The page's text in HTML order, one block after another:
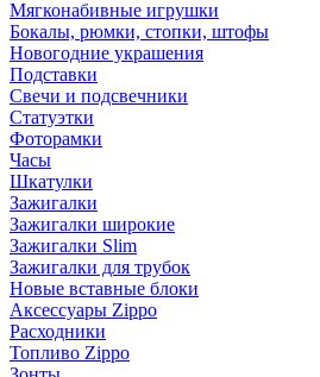
Мягконабивные игрушки
Бокалы, рюмки, стопки, штофы
Новогодние украшения
Подставки
Свечи и подсвечники
Статуэтки
Фоторамки
Часы
Шкатулки
Зажигалки
Зажигалки широкие
Зажигалки Slim
Зажигалки для трубок
Новые вставные блоки
Аксессуары Zippo
Расходники
Топливо Zippo